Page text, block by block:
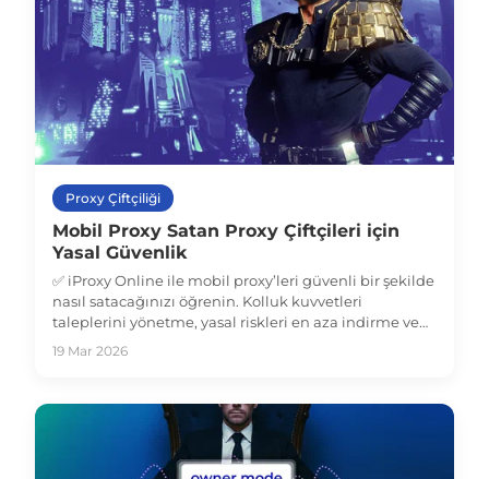
Proxy Çiftçiliği
Mobil Proxy Satan Proxy Çiftçileri için
Yasal Güvenlik
✅ iProxy Online ile mobil proxy’leri güvenli bir şekilde
nasıl satacağınızı öğrenin. Kolluk kuvvetleri
taleplerini yönetme, yasal riskleri en aza indirme ve
proxy işinizi güvence altına alma konusunda
19 Mar 2026